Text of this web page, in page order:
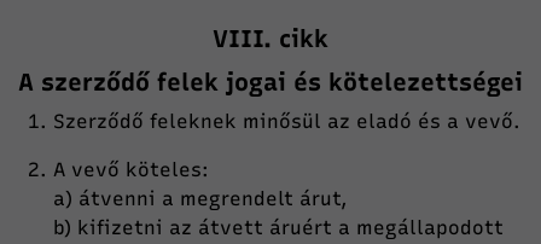
VIII. cikk
A szerződő felek jogai és kötelezettségei
Szerződő feleknek minősül az eladó és a vevő.
A vevő köteles:
a) átvenni a megrendelt árut,
b) kifizetni az átvett áruért a megállapodott